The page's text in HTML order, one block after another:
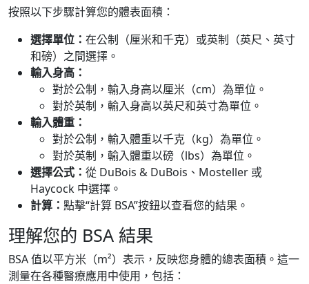
按照以下步驟計算您的體表面積：
選擇單位： 在公制（厘米和千克）或英制（英尺、英寸
和磅）之間選擇。
輸入身高：
對於公制，輸入身高以厘米（cm）為單位。
對於英制，輸入身高以英尺和英寸為單位。
輸入體重：
對於公制，輸入體重以千克（kg）為單位。
對於英制，輸入體重以磅（lbs）為單位。
選擇公式： 從 DuBois & DuBois、Mosteller 或
Haycock 中選擇。
計算： 點擊“計算 BSA”按鈕以查看您的結果。
理解您的 BSA 結果
BSA 值以平方米（m²）表示，反映您身體的總表面積。這一
測量在各種醫療應用中使用，包括：